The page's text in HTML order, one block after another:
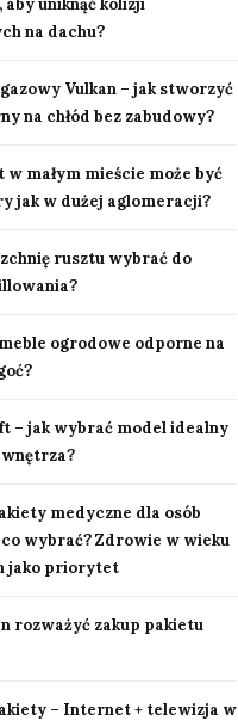
uniknąć kolizji
na dachu?
Vulkan – jak stworzyć
na chłód bez zabudowy?
małym mieście może być
jak w dużej aglomeracji?
rusztu wybrać do
ogrodowe odporne na
– jak wybrać model idealny
medyczne dla osób
wybrać? Zdrowie w wieku
jako priorytet
rozważyć zakup pakietu
– Internet + telewizja w